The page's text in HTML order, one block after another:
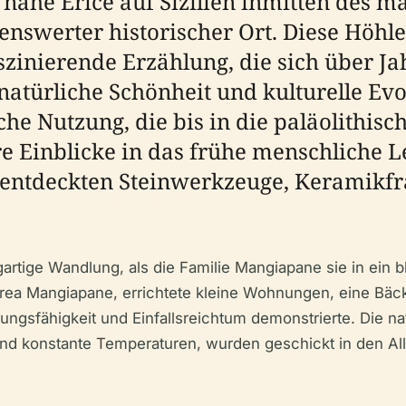
historischer Ort. Diese
Erzählung, die sich über
Schönheit und kulturelle
Nutzung, die bis in die
Einblicke in das frühe menschliche
Steinwerkzeuge,
Wandlung, als die Familie Mangiapane sie in ein
Mangiapane, errichtete kleine Wohnungen, eine
und Einfallsreichtum demonstrierte. Die
konstante Temperaturen, wurden geschickt in den